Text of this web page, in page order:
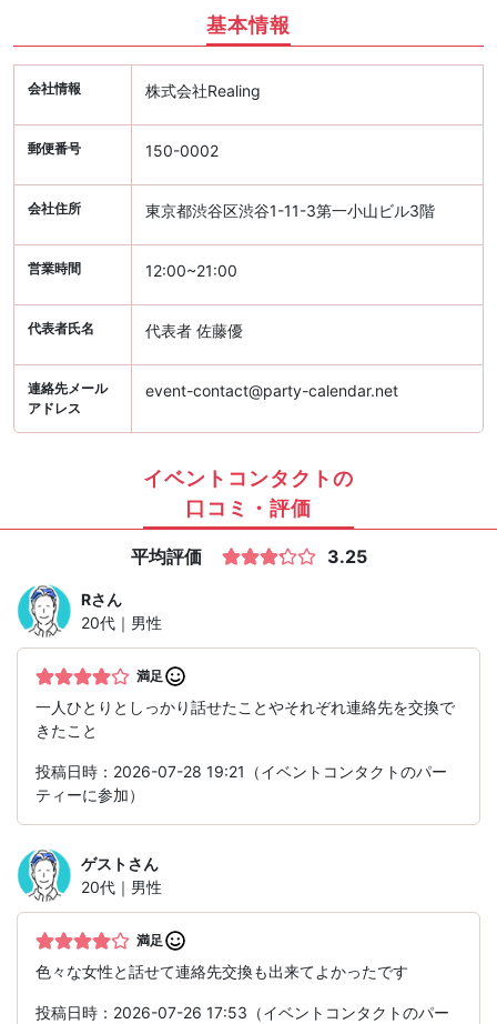
基本情報
会社情報 株式会社Realing
郵便番号 150-0002
会社住所 東京都渋谷区渋谷1-11-3第一小山ビル3階
営業時間 12:00~21:00
代表者氏名 代表者 佐藤優
連絡先メール
アドレス
event-contact@party-calendar.net
イベントコンタクトの
口コミ・評価
平均評価 3.25
Rさん
20代｜男性
満足
一人ひとりとしっかり話せたことやそれぞれ連絡先を交換で
きたこと
投稿日時：2026-07-28 19:21（イベントコンタクトのパー
ティーに参加）
ゲストさん
20代｜男性
満足
色々な女性と話せて連絡先交換も出来てよかったです
投稿日時：2026-07-26 17:53（イベントコンタクトのパー